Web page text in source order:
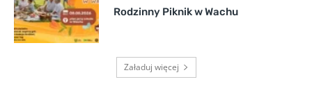
Rodzinny Piknik w Wachu
Załaduj więcej